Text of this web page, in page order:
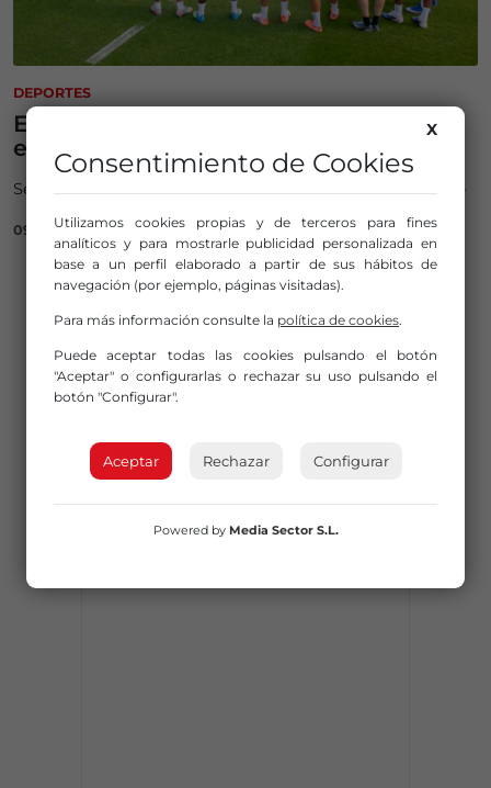
DEPORTES
El Athletic entrenará a puerta abierta
el próximo 16 de julio
Será el primer entrenamiento de Edin Terzic con público
09/07/2026
Page navigation Current Page
1 Page
2 Page
3 › »
X
Consentimiento de Cookies
Utilizamos cookies propias y de terceros para fines
analíticos y para mostrarle publicidad personalizada en
base a un perfil elaborado a partir de sus hábitos de
navegación (por ejemplo, páginas visitadas).
Para más información consulte la política de cookies.
Puede aceptar todas las cookies pulsando el botón
"Aceptar" o configurarlas o rechazar su uso pulsando el
botón "Configurar".
Aceptar Rechazar Configurar
Powered by Media Sector S.L.